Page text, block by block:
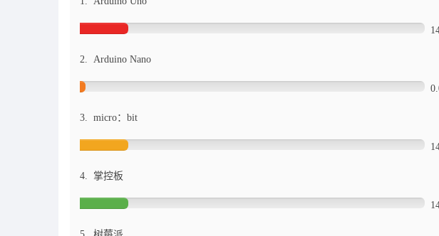
2. Arduino Nano
3. micro：bit
4. 掌控板